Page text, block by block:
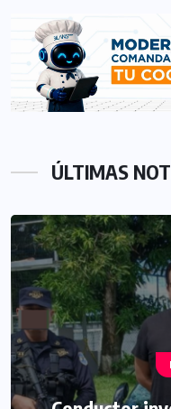
ÚLTIMAS